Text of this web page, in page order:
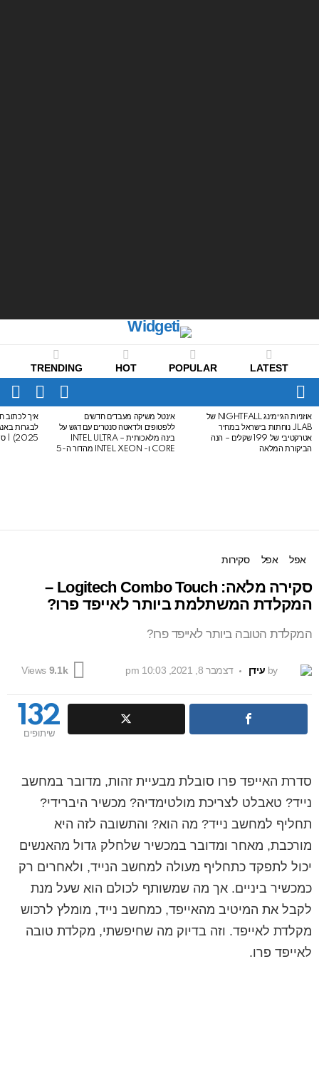
LATEST
POPULAR
HOT
TRENDING
Menu
SWITCH
SKIN
LATEST
STORIES
אוזניות הגיימינג NIGHTFALL של
JLAB נוחתות בישראל במחיר
אטרקטיבי של 199 שקלים – הנה
הביקורת המלאה
אינטל משיקה מעבדים חדשים
ללפטופים ולדאטה סנטרים עם דגש על
בינה מלאכותית – INTEL ULTRA
CORE ו- INTEL XEON מהדור ה-5
איך לכתוב
2025) | סיכום לבגרות באנגלית
אפל אפל סקירות
סקירה מלאה: Logitech Combo Touch –
המקלדת המשתלמת ביותר לאייפד פרו?
המקלדת הטובה ביותר לאייפד פרו?
by עידן דצמבר 8, 2021, 10:03 pm 9.1k
Views
132
שיתופים
סדרת האייפד פרו סובלת מבעיית זהות, מדובר במחשב
נייד? טאבלט לצריכת מולטימדיה? מכשיר היברידי?
תחליף למחשב נייד? מה הוא? והתשובה לזה היא
מורכבת, מאחר ומדובר במכשיר שלחלק גדול מהאנשים
יכול לתפקד כתחליף מעולה למחשב הנייד, ולאחרים רק
כמכשיר ביניים. אך מה שמשותף לכולם הוא שעל מנת
לקבל את המיטיב מהאייפד, כמחשב נייד, מומלץ לרכוש
מקלדת לאייפד. וזה בדיוק מה שחיפשתי, מקלדת טובה
לאייפד פרו.